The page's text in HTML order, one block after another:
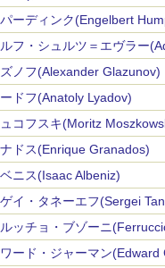
ーディンク(Engelbert
フ・シュルツ＝エヴラー
ノフ(Alexander Glazunov)
ドフ(Anatoly Lyadov)
コフスキ(Moritz
ドス(Enrique Granados)
ニス(Isaac Albeniz)
イ・タネーエフ(Sergei
ッチョ・ブゾーニ
ード・ジャーマン(Edward